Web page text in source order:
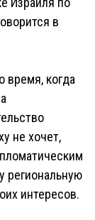
в
время, когда
не хочет,
региональную
интересов.